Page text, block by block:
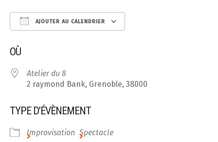
AJOUTER AU CALENDRIER
OÙ
Atelier du 8
2 raymond Bank, Grenoble, 38000
TYPE D’ÉVÈNEMENT
Improvisation Spectacle